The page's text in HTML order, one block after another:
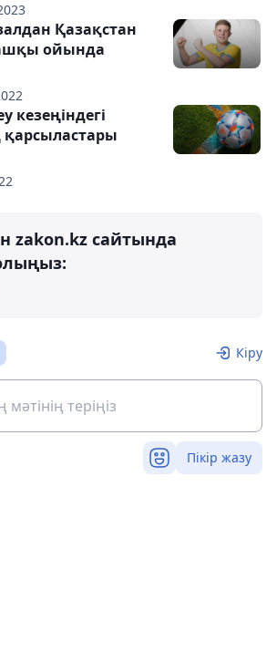
Қазақстан
ойында
кезеңіндегі
zakon.kz сайтында
Кіру
Пікір жазу